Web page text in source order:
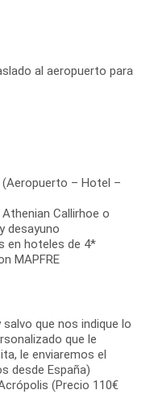
al aeropuerto para
– Hotel –
Callirhoe o
desayuno
en hoteles de 4*
MAPFRE
que nos indique lo
que le
le enviaremos el
desde España)
(Precio 110€